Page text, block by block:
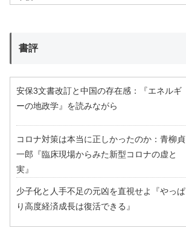
書評
安保3文書改訂と中国の存在感：『エネルギ
ーの地政学』を読みながら
コロナ対策は本当に正しかったのか：青柳貞
一郎『臨床現場からみた新型コロナの虚と
実』
少子化と人手不足の元凶を直視せよ『やっぱ
り高度経済成長は復活できる』